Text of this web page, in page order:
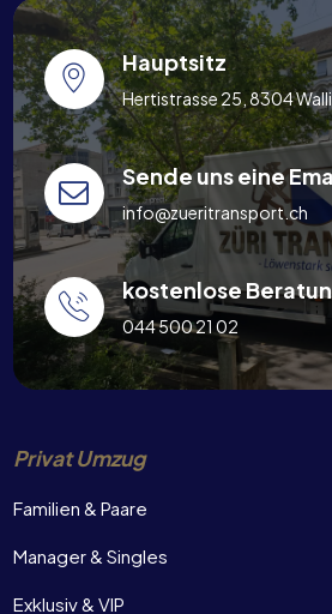
Hauptsitz
Hertistrasse 25, 8304
Sende uns eine
info@zueritransport.ch
kostenlose
044 500 21 02
Privat Umzug
Familien & Paare
Manager & Singles
Exklusiv & VIP